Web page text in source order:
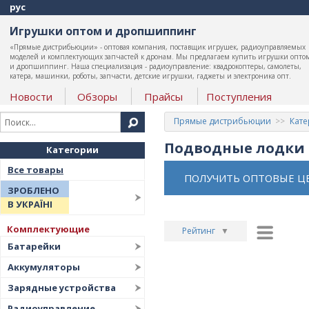
рус
Игрушки оптом и дропшиппинг
«Прямые дистрибьюции» - оптовая компания, поставщик игрушек, радиоуправляемых
моделей и комплектующих запчастей к дронам. Мы предлагаем купить игрушки
и дропшиппинг. Наша специализация - радиоуправление: квадрокоптеры, самолеты,
катера, машинки, роботы, запчасти, детские игрушки, гаджеты и электроника опт.
Новости Обзоры Прайсы Поступления
Категории
Все товары
ЗРОБЛЕНО
В УКРАЇНІ
Комплектующие
Батарейки
Аккумуляторы
Зарядные устройства
Прямые дистрибьюции
Подводные лодки
ПОЛУЧИТЬ ОПТОВЫЕ
Рейтинг ▼